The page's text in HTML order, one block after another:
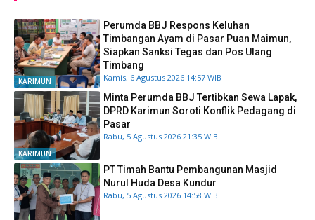
KARIMUN
Perumda BBJ Respons Keluhan
Timbangan Ayam di Pasar Puan Maimun,
Siapkan Sanksi Tegas dan Pos Ulang
Timbang
Kamis, 6 Agustus 2026 14:57 WIB
KARIMUN
Minta Perumda BBJ Tertibkan Sewa Lapak,
DPRD Karimun Soroti Konflik Pedagang di
Pasar
Rabu, 5 Agustus 2026 21:35 WIB
PT Timah Bantu Pembangunan Masjid
Nurul Huda Desa Kundur
Rabu, 5 Agustus 2026 14:58 WIB